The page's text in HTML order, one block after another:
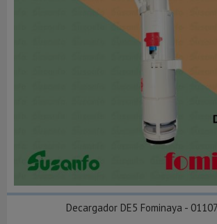
Decargador DE5 Fominaya -